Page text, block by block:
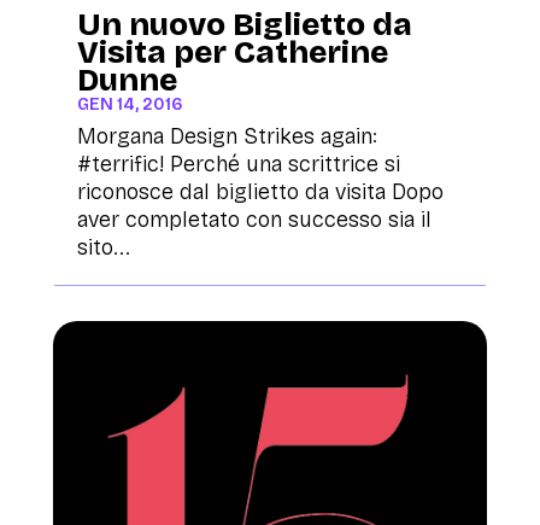
Un nuovo Biglietto da
Visita per Catherine
Dunne
GEN 14, 2016
Morgana Design Strikes again:
#terrific! Perché una scrittrice si
riconosce dal biglietto da visita Dopo
aver completato con successo sia il
sito...